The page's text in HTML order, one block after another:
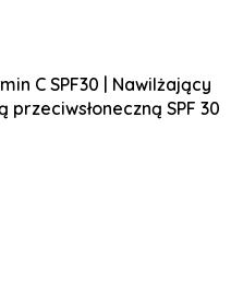
C SPF30 | Nawilżający
SPF 30